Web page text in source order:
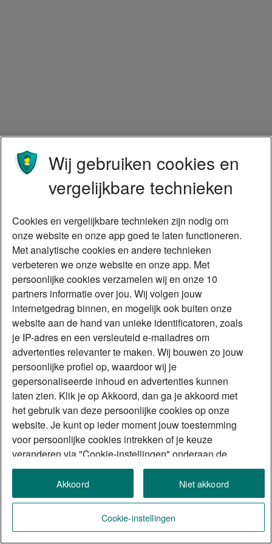
Wij gebruiken cookies en
vergelijkbare technieken
Cookies en vergelijkbare technieken zijn nodig om
onze website en onze app goed te laten functioneren.
Met analytische cookies en andere technieken
verbeteren we onze website en onze app. Met
persoonlijke cookies verzamelen wij en onze 10
partners informatie over jou. Wij volgen jouw
internetgedrag binnen, en mogelijk ook buiten onze
website aan de hand van unieke identificatoren, zoals
je IP-adres en een versleuteld e-mailadres om
advertenties relevanter te maken. Wij bouwen zo jouw
persoonlijke profiel op, waardoor wij je
gepersonaliseerde inhoud en advertenties kunnen
laten zien. Klik je op Akkoord, dan ga je akkoord met
het gebruik van deze persoonlijke cookies op onze
website. Je kunt op ieder moment jouw toestemming
voor persoonlijke cookies intrekken of je keuze
veranderen via "Cookie-instellingen" onderaan de
website. Meer weten? Je leest meer over het gebruik
van cookies en vergelijkbare technieken in ons
cookiestatement.
Lijst van onze partners
Akkoord Niet akkoord
Cookie-instellingen